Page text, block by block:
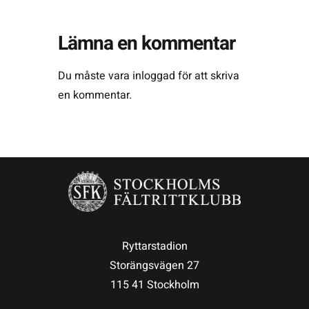
Lämna en kommentar
Du måste vara inloggad för att skriva
en kommentar.
Ryttarstadion
Storängsvägen 27
115 41 Stockholm